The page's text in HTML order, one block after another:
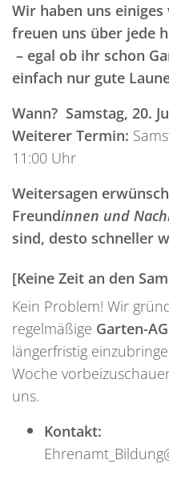
Wir haben uns
freuen uns über jede
– egal ob ihr schon
einfach nur gute
Wann? Samstag, 20.
Weiterer Termin:
11:00 Uhr
Weitersagen
Freundinnen und
sind, desto schneller
[Keine Zeit an den
Kein Problem! Wir
regelmäßige Garten-AG
längerfristig
Woche
uns.
Kontakt: